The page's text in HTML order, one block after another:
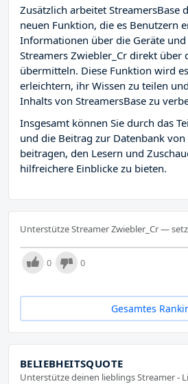
Zusätzlich arbeitet StreamersBase
neuen Funktion, die es Benutzern
Informationen über die Geräte und
Streamers Zwiebler_Cr direkt über
übermitteln. Diese Funktion wird
erleichtern, ihr Wissen zu teilen
Inhalts von StreamersBase zu
Insgesamt können Sie durch das
und die Beitrag zur Datenbank von
beitragen, den Lesern und
hilfreichere Einblicke zu bieten.
Unterstütze Streamer Zwiebler_Cr —
0 0
Gesamtes
BELIEBHEITSQUOTE
Unterstütze deinen lieblings Streamer -